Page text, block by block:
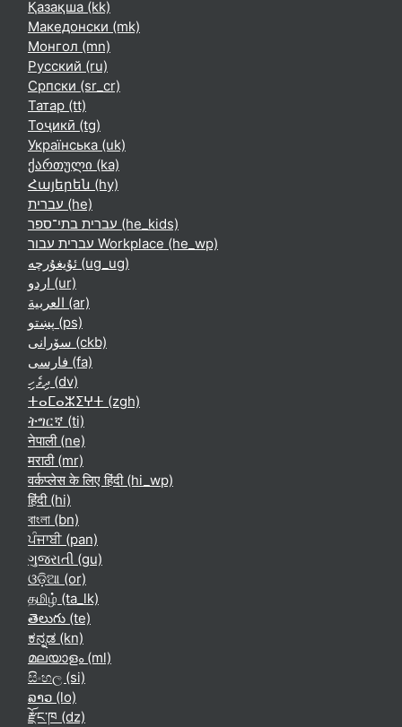
Қазақша ‎(kk)‎
Македонски ‎(mk)‎
Монгол ‎(mn)‎
Русский ‎(ru)‎
Српски ‎(sr_cr)‎
Татар ‎(tt)‎
Тоҷикӣ ‎(tg)‎
Українська ‎(uk)‎
ქართული ‎(ka)‎
Հայերեն ‎(hy)‎
עברית ‎(he)‎
עברית בתי־ספר ‎(he_kids)‎
עברית עבור Workplace ‎(he_wp)‎
ئۇيغۇرچە ‎(ug_ug)‎
اردو ‎(ur)‎
العربية ‎(ar)‎
پښتو ‎(ps)‎
سۆرانی ‎(ckb)‎
فارسی ‎(fa)‎
ދިވެހި ‎(dv)‎
ⵜⴰⵎⴰⵣⵉⵖⵜ ‎(zgh)‎
ትግርኛ ‎(ti)‎
नेपाली ‎(ne)‎
मराठी ‎(mr)‎
वर्कप्लेस के लिए हिंदी ‎(hi_wp)‎
हिंदी ‎(hi)‎
বাংলা ‎(bn)‎
ਪੰਜਾਬੀ ‎(pan)‎
ગુજરાતી ‎(gu)‎
ଓଡ଼ିଆ ‎(or)‎
தமிழ் ‎(ta_lk)‎
తెలుగు ‎(te)‎
ಕನ್ನಡ ‎(kn)‎
മലയാളം ‎(ml)‎
සිංහල ‎(si)‎
ລາວ ‎(lo)‎
རྫོང་ཁ ‎(dz)‎